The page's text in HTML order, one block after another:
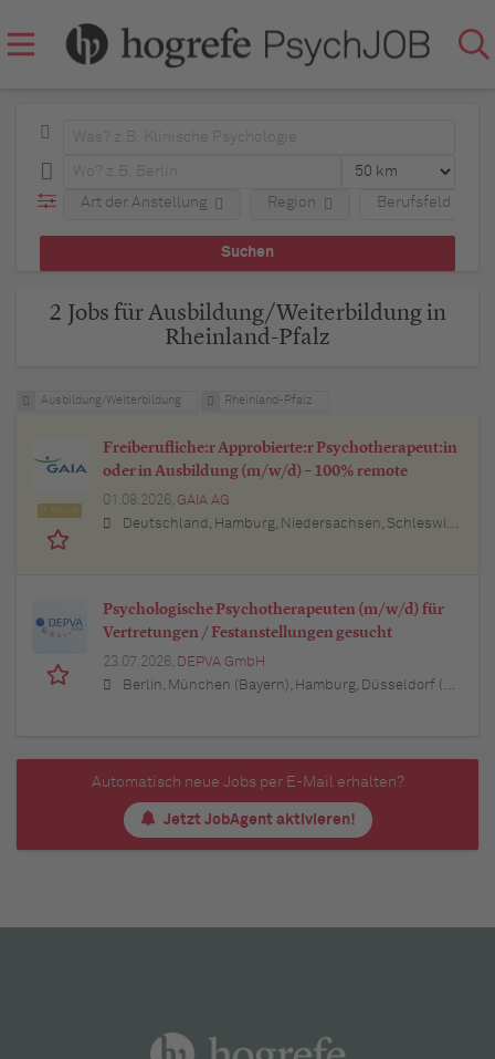
Berufsfeld
Art der Anstellung Region
2 Jobs für Ausbildung/Weiterbildung in
Rheinland-Pfalz
Ausbildung/Weiterbildung Rheinland-Pfalz
Freiberufliche:r Approbierte:r Psychotherapeut:in
oder in Ausbildung (m/w/d) – 100% remote
01.08.2026, GAIA AG
Deutschland, Hamburg, Niedersachsen, Schleswig-Holstein, Baden-Württemberg, Bayern, Berlin, Nordrhein-Westfalen, Hessen, Thüringen, Brandenburg, Mecklenburg-Vorpommern, Rheinland-Pfalz, Saarland
Psychologische Psychotherapeuten (m/w/d) für
Vertretungen / Festanstellungen gesucht
23.07.2026, DEPVA GmbH
Berlin, München (Bayern), Hamburg, Düsseldorf (Nordrhein-Westfalen), Köln (Nordrhein-Westfalen), Essen (Nordrhein-Westfalen), Dortmund (Nordrhein-Westfalen), Stuttgart (Baden-Württemberg), Heilbronn (Baden-Württemberg), Hannover (Niedersachsen), Rostock (Mecklenburg-Vorpommern), Kiel (Schleswig-Holstein), Augsburg (Bayern), Nürnberg (Bayern), Frankfurt am Main (Hessen), Bremen, Schwerin (Mecklenburg-Vorpommern), Mainz (Rheinland-Pfalz), Saarbrücken (Saarland), Dresden (Sachsen), Magdeburg (Sachsen-Anhalt), Potsdam (Brandenburg), Erfurt (Thüringen), Würzburg (Bayern), Heilbronn (Baden-Württemberg), Leipzig (Sachsen)
Automatisch neue Jobs per E-Mail erhalten?
Jetzt JobAgent aktivieren!